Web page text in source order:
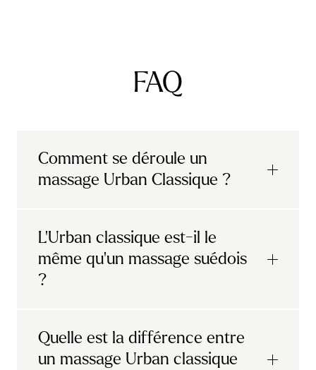
FAQ
Comment se déroule un
massage Urban Classique ?
Il s'agit d'un massage complet du corps,
pour une relaxation totale, incluant la tête,
les mains et les pieds. Entièrement sur-
mesure, ce soin s’adapte à vos besoins. Il
le massage.
L'Urban classique est-il le
même qu'un massage suédois
?
Avec la pression modérée des
mouvements et les techniques utilisées, le
Quelle est la différence entre
un massage Urban classique